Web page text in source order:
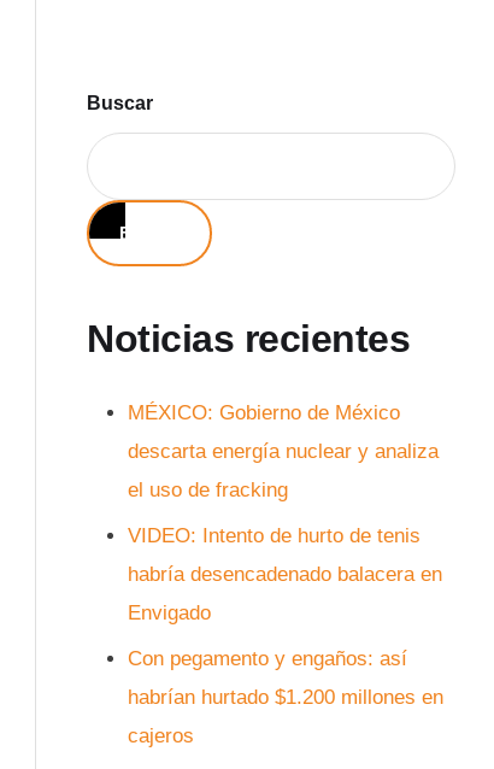
Buscar
Buscar
Noticias recientes
MÉXICO: Gobierno de México
descarta energía nuclear y analiza
el uso de fracking
VIDEO: Intento de hurto de tenis
habría desencadenado balacera en
Envigado
Con pegamento y engaños: así
habrían hurtado $1.200 millones en
cajeros